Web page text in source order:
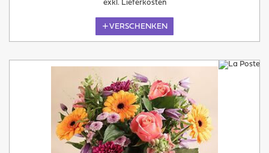
exkl. Lieferkosten
VERSCHENKEN